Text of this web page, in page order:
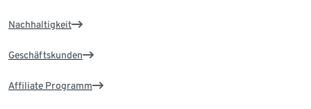
Nachhaltigkeit
Geschäftskunden
Affiliate Programm